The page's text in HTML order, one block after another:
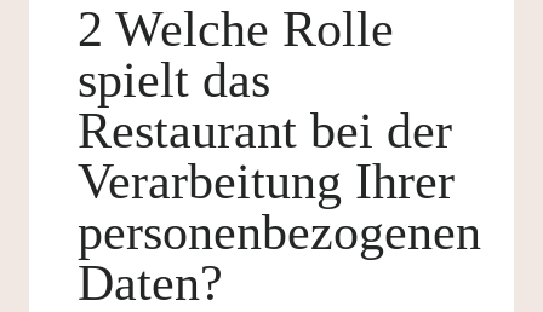
2 Welche Rolle
spielt das
Restaurant bei der
Verarbeitung Ihrer
personenbezogenen
Daten?